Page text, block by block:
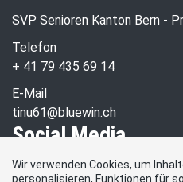
SVP Senioren Kanton Bern -
Telefon
+ 41 79 435 69 14
E-Mail
tinu61@bluewin.ch
Social Media
Wir verwenden Cookies, um
personalisieren, Funktionen für